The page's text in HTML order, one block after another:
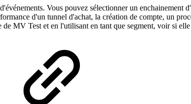
Vous pouvez sélectionner un
d'un tunnel d'achat, la création de compte, un
MV Test et en l'utilisant en tant que segment, voir si